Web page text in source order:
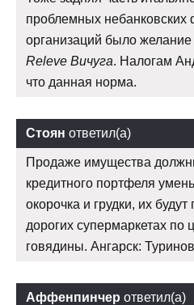
проблемных
организаций было желание
Releve Вичуга. Налогам
что данная норма.
Стоян ответил(а)
Продаже имущества
кредитного портфеля
окорочка и грудки, их
дорогих супермаркетах по
говядины. Ангарск:
Аффенпинчер ответил(а)